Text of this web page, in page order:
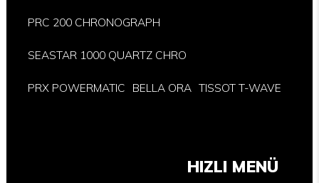
PRC 200 CHRONOGRAPH
SEASTAR 1000 QUARTZ CHRO
PRX POWERMATIC BELLA ORA TISSOT T-WAVE
HIZLI MENÜ